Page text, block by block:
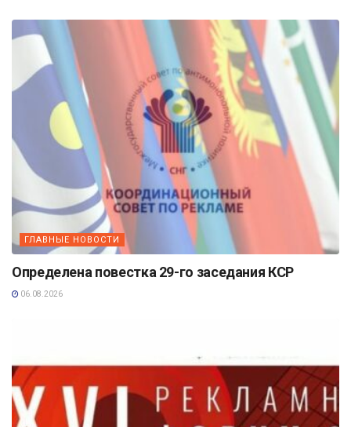
ГЛАВНЫЕ НОВОСТИ
Определена повестка 29-го заседания КСР
06.08.2026